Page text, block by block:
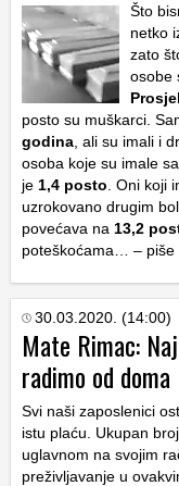
Što
netko
zato
osobe
posto su muškarci.
godina , ali su imali i
osoba koje su imale
je 1,4 posto . Oni koji
uzrokovano drugim
povećava na 13,2
poteškoćama… – piše
30.03.2020. (14:00)
Mate Rimac:
radimo od doma
Svi naši zaposlenici
istu plaću. Ukupan
uglavnom na svojim
preživljavanje u